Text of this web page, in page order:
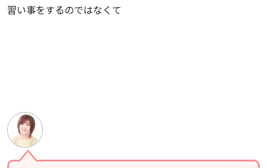
習い事をするのではなくて